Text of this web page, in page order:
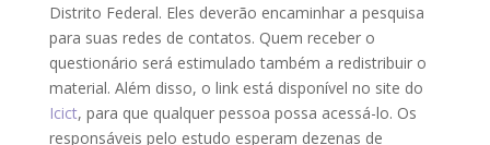
Distrito Federal. Eles deverão encaminhar a pesquisa
para suas redes de contatos. Quem receber o
questionário será estimulado também a redistribuir o
material. Além disso, o link está disponível no site do
Icict, para que qualquer pessoa possa acessá-lo. Os
responsáveis pelo estudo esperam dezenas de